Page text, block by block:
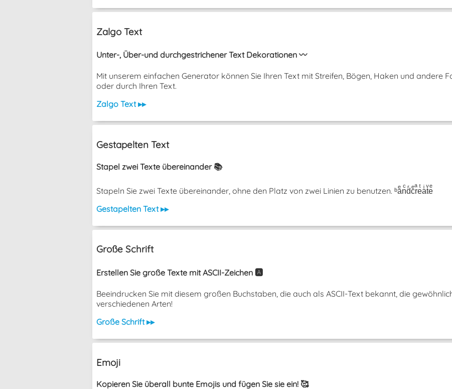
Zalgo Text
Unter-, Über-und durchgestrichener Text Dekorationen 〰️
Mit unserem einfachen Generator können Sie Ihren Text mit Streifen, Bögen, Haken und andere
oder durch Ihren Text.
Zalgo Text ▸▸
Gestapelten Text
Stapel zwei Texte übereinander 📚
Stapeln Sie zwei Texte übereinander, ohne den Platz von zwei Linien zu benutzen. ᵇaͤnͨdͬcͤrͣeͭaͥtͮeͤ
Gestapelten Text ▸▸
Große Schrift
Erstellen Sie große Texte mit ASCII-Zeichen 🅰️
Beeindrucken Sie mit diesem großen Buchstaben, die auch als ASCII-Text bekannt, die
verschiedenen Arten!
Große Schrift ▸▸
Emoji
Kopieren Sie überall bunte Emojis und fügen Sie sie ein! 🥰